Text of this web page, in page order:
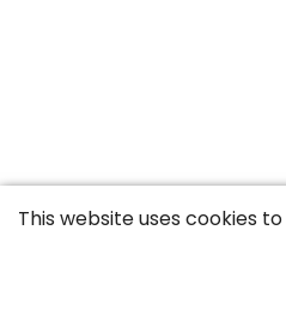
This website uses cookies